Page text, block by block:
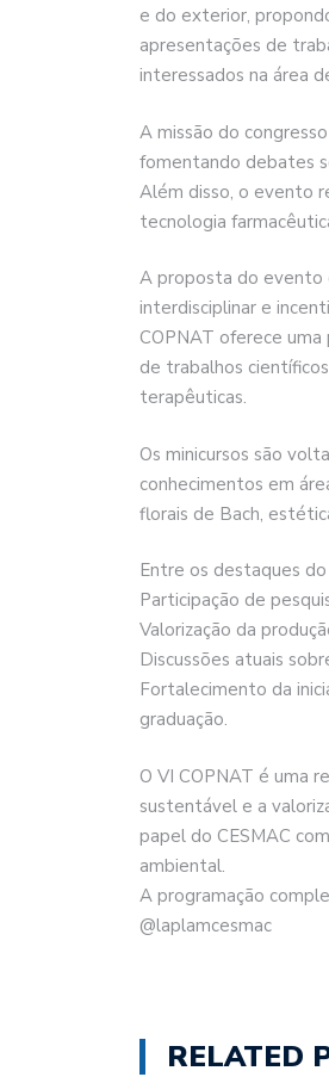
e do exterior,
apresentações de
interessados na área
A missão do
fomentando debates
Além disso, o evento
tecnologia
A proposta do evento
interdisciplinar e
COPNAT oferece
de trabalhos
terapêuticas.
Os minicursos são
conhecimentos em
florais de Bach,
Entre os destaques
Participação de
Valorização da
Discussões atuais
Fortalecimento da
graduação.
O VI COPNAT é uma
sustentável e a
papel do CESMAC
ambiental.
A programação
@laplamcesmac
RELATED